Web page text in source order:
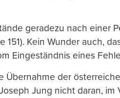
geradezu nach einer
151). Kein Wunder auch,
Eingeständnis eines
Übernahme der
Jung nicht daran, im